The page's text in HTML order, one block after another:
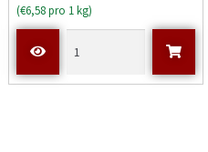
(€6,58 pro 1 kg)